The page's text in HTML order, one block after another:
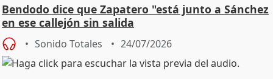
Bendodo dice que Zapatero "está junto a Sánchez
en ese callejón sin salida
Sonido Totales 24/07/2026